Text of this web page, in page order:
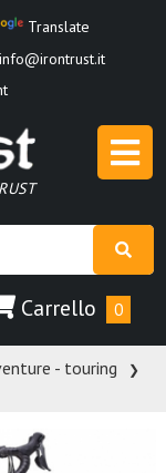
Translate
info@irontrust.it
Carrello 0
- touring